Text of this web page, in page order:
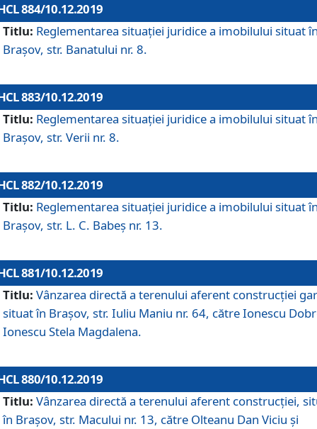
884/10.12.2019
Titlu: Reglementarea situației juridice a imobilului situat
Brașov, str. Banatului nr. 8.
883/10.12.2019
Titlu: Reglementarea situației juridice a imobilului situat
Brașov, str. Verii nr. 8.
882/10.12.2019
Titlu: Reglementarea situației juridice a imobilului situat
Brașov, str. L. C. Babeș nr. 13.
881/10.12.2019
Titlu: Vânzarea directă a terenului aferent construcției
situat în Brașov, str. Iuliu Maniu nr. 64, către Ionescu
Ionescu Stela Magdalena.
880/10.12.2019
Titlu: Vânzarea directă a terenului aferent construcției,
în Brașov, str. Macului nr. 13, către Olteanu Dan Viciu și